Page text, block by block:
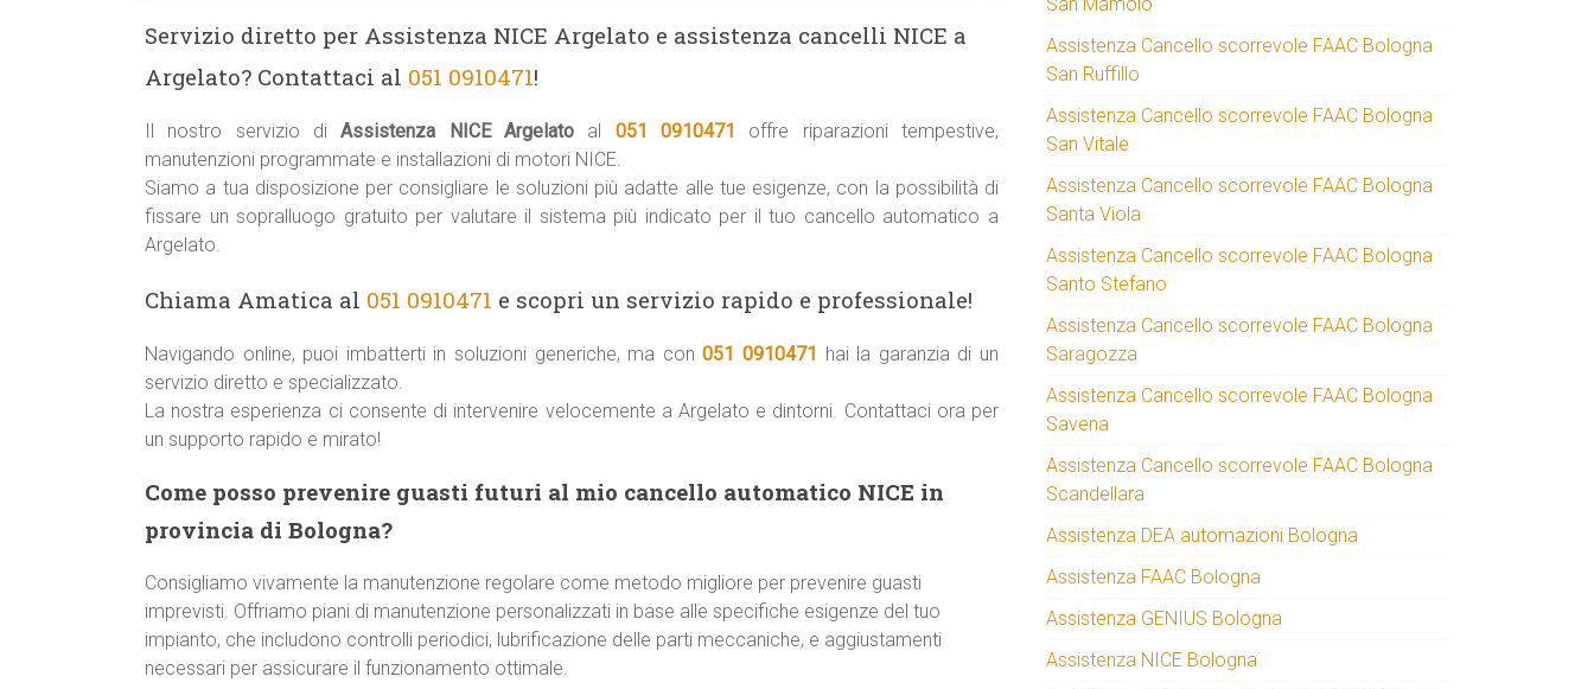
Servizio diretto per Assistenza NICE Argelato e assistenza cancelli NICE a
Argelato? Contattaci al 051 0910471!
Il nostro servizio diAssistenza NICE Argelato al 051 0910471
offre riparazioni tempestive,
manutenzioni programmate e installazioni di motori NICE.
Siamo a tua disposizione per consigliare le soluzioni più adatte alle tue esigenze, con la possibilità di
fissare un sopralluogo gratuito per valutare il sistema più indicato per il tuo cancello automatico a
Argelato.
Chiama Amatica al 051 0910471 e scopri un servizio rapido e professionale!
Navigando online, puoi imbatterti in soluzioni generiche, ma con051 0910471 hai la garanzia di un
servizio diretto e specializzato.
La nostra esperienza ci consente di intervenire velocemente a Argelato e dintorni. Contattaci ora per
un supporto rapido e mirato!
Come posso prevenire guasti futuri al mio cancello automatico NICE in
provincia di Bologna?
Consigliamo vivamente la manutenzione regolare come metodo migliore per prevenire guasti
imprevisti. Offriamo piani di manutenzione personalizzati in base alle specifiche esigenze del tuo
impianto, che includono controlli periodici, lubrificazione delle parti meccaniche, e aggiustamenti
necessari per assicurare il funzionamento ottimale.
Assistenza Cancello scorrevole FAAC Bologna
San Ruffillo
Assistenza Cancello scorrevole FAAC Bologna
San Vitale
Assistenza Cancello scorrevole FAAC Bologna
Santa Viola
Assistenza Cancello scorrevole FAAC Bologna
Santo Stefano
Assistenza Cancello scorrevole FAAC Bologna
Saragozza
Assistenza Cancello scorrevole FAAC Bologna
Savena
Assistenza Cancello scorrevole FAAC Bologna
Scandellara
Assistenza DEA automazioni Bologna
Assistenza FAAC Bologna
Assistenza GENIUS Bologna
Assistenza NICE Bologna